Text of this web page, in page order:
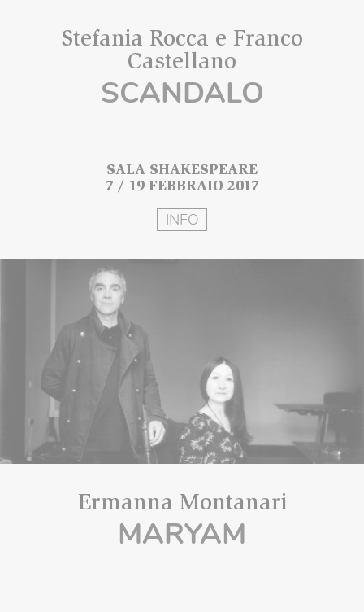
Stefania Rocca e Franco
Castellano
SCANDALO
SALA SHAKESPEARE
7 / 19 FEBBRAIO 2017
INFO
Ermanna Montanari
MARYAM